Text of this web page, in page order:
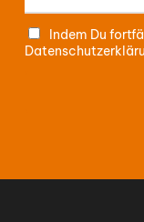
Indem Du